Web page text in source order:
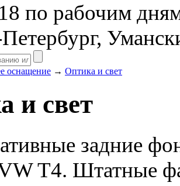
по рабочим
оснащение → Оптика и свет
и свет
задние
T4. Штатные